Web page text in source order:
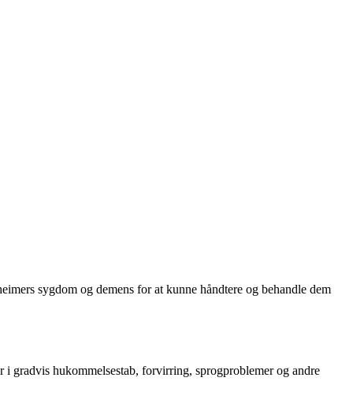
sygdom og demens for at kunne håndtere og behandle dem
gradvis hukommelsestab, forvirring, sprogproblemer og andre